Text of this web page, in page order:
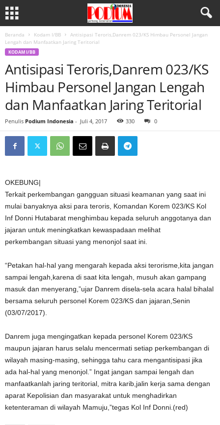
Beranda Kodam I/BB
Antisipasi Teroris,Danrem 023/KS Himbau Personel Jangan
Lengah dan Manfaatkan Jaring Teritorial
KODAM I/BB
Antisipasi Teroris,Danrem 023/KS
Himbau Personel Jangan Lengah
dan Manfaatkan Jaring Teritorial
Penulis Podium Indonesia - Juli 4, 2017 330 0
OKEBUNG|
Terkait perkembangan gangguan situasi keamanan yang saat ini
mulai banyaknya aksi para teroris, Komandan Korem 023/KS Kol
Inf Donni Hutabarat menghimbau kepada seluruh anggotanya dan
jajaran untuk meningkatkan kewaspadaan melihat
perkembangan situasi yang menonjol saat ini.
“Petakan hal-hal yang mengarah kepada aksi terorisme,kita jangan
sampai lengah,karena di saat kita lengah, musuh akan gampang
masuk dan menyerang,”ujar Danrem disela-sela acara halal bihalal
bersama seluruh personel Korem 023/KS dan jajaran,Senin
(03/07/2017).
Danrem juga mengingatkan kepada personel Korem 023/KS
maupun jajaran harus selalu mencermati setiap perkembangan di
wilayah masing-masing, sehingga tahu cara mengantisipasi jika
ada hal-hal yang menonjol.” Ingat jangan sampai lengah dan
manfaatkanlah jaring teritorial, mitra karib,jalin kerja sama dengan
aparat Kepolisian dan masyarakat untuk menghadirkan
ketenteraman di wilayah Mamuju,”tegas Kol Inf Donni.(red)